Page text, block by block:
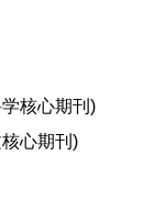
核心期刊)
心期刊)